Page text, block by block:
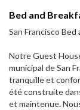
Bed and
San Francisco
Notre Guest
municipal de San
tranquille et
été construite
et maintenue.